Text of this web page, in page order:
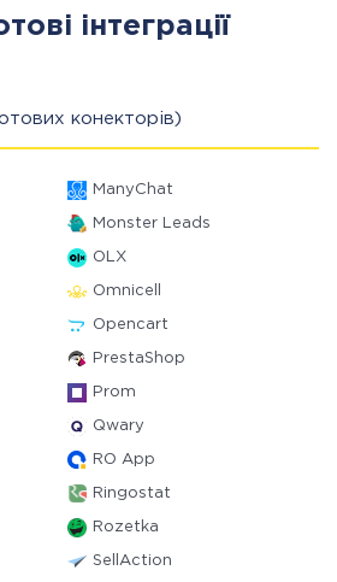
інтеграції
конекторів)
ManyChat
Monster Leads
OLX
Omnicell
Opencart
PrestaShop
Prom
Qwary
RO App
Ringostat
Rozetka
SellAction